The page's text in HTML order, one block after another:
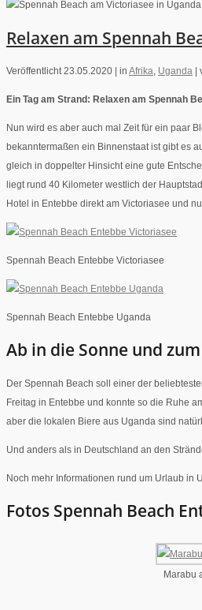
Relaxen am Spennah
Veröffentlicht 23.05.2020 | in Afrika, Uganda
Ein Tag am Strand: Relaxen am Spennah
Nun wird es aber auch mal Zeit für ein paar
bekanntermaßen ein Binnenstaat ist gibt es
gleich in doppelter Hinsicht eine gute
liegt rund 40 Kilometer westlich der
Hotel in Entebbe direkt am Victoriasee und
Spennah Beach Entebbe Victoriasee
Spennah Beach Entebbe Uganda
Ab in die Sonne und
Der Spennah Beach soll einer der
Freitag in Entebbe und konnte so die Ruhe
aber die lokalen Biere aus Uganda sind
Und anders als in Deutschland an den
Noch mehr Informationen rund um Urlaub in
Fotos Spennah Beach
Marabu